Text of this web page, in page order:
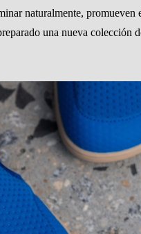
naturalmente,
una nueva colección